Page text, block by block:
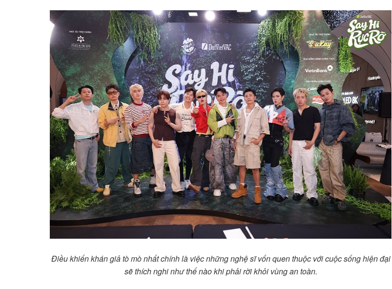
Điều khiến khán giả tò mò nhất chính là việc những nghệ sĩ vốn quen thuộc với cuộc sống hiện đại
sẽ thích nghi như thế nào khi phải rời khỏi vùng an toàn.